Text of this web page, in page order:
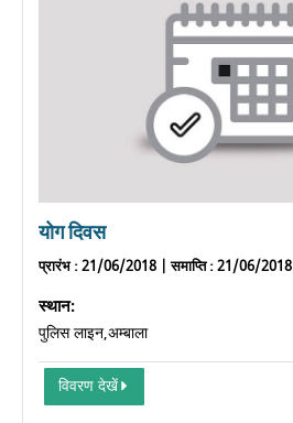
योग दिवस
प्रारंभ: 21/06/2018 |समाप्ति: 21/06/2018
स्थान:
पुलिस लाइन,अम्बाला
विवरण देखें